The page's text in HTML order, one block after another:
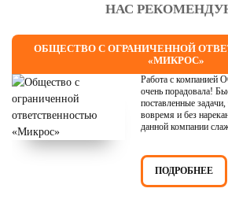
НАС
ОБЩЕСТВО С ОГРАНИЧЕННОЙ
«МИКРОС»
Работа с компанией
очень порадовала!
поставленные
вовремя и без
данной компании
ПОДРОБНЕЕ